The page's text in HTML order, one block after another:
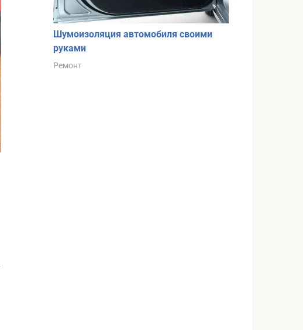
Шумоизоляция автомобиля своими
руками
Ремонт